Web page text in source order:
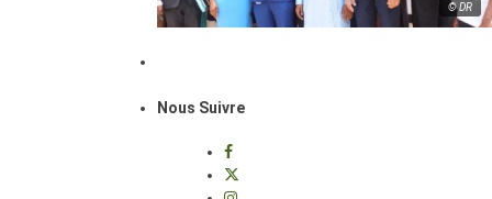
© DR
Nous Suivre